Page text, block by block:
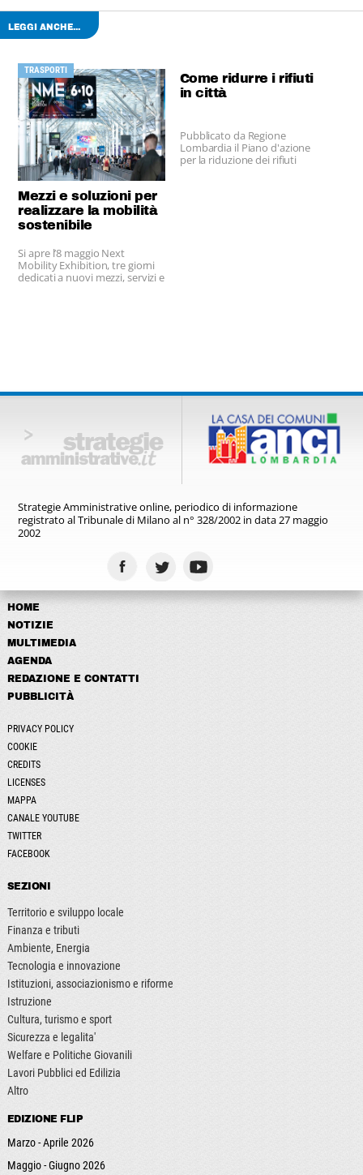
LEGGI ANCHE...
TRASPORTI
Mezzi e soluzioni per
realizzare la mobilità
sostenibile
Si apre l’8 maggio Next
Mobility Exhibition, tre giorni
dedicati a nuovi mezzi, servizi e
Come ridurre i rifiuti
in città
Pubblicato da Regione
Lombardia il Piano d'azione
per la riduzione dei rifiuti
Strategie Amministrative online, periodico di informazione
registratoal Tribunale di Milano al n° 328/2002 in data 27 maggio
2002
HOME
NOTIZIE
MULTIMEDIA
AGENDA
REDAZIONE E CONTATTI
PUBBLICITÀ
PRIVACY POLICY
COOKIE
CREDITS
LICENSES
MAPPA
CANALE YOUTUBE
TWITTER
FACEBOOK
SEZIONI
Territorio e sviluppo locale
Finanza e tributi
Ambiente, Energia
Tecnologia e innovazione
Istituzioni, associazionismo e riforme
Istruzione
Cultura, turismo e sport
Sicurezza e legalita'
Welfare e Politiche Giovanili
Lavori Pubblici ed Edilizia
Altro
EDIZIONE FLIP
Marzo - Aprile 2026
Maggio - Giugno 2026